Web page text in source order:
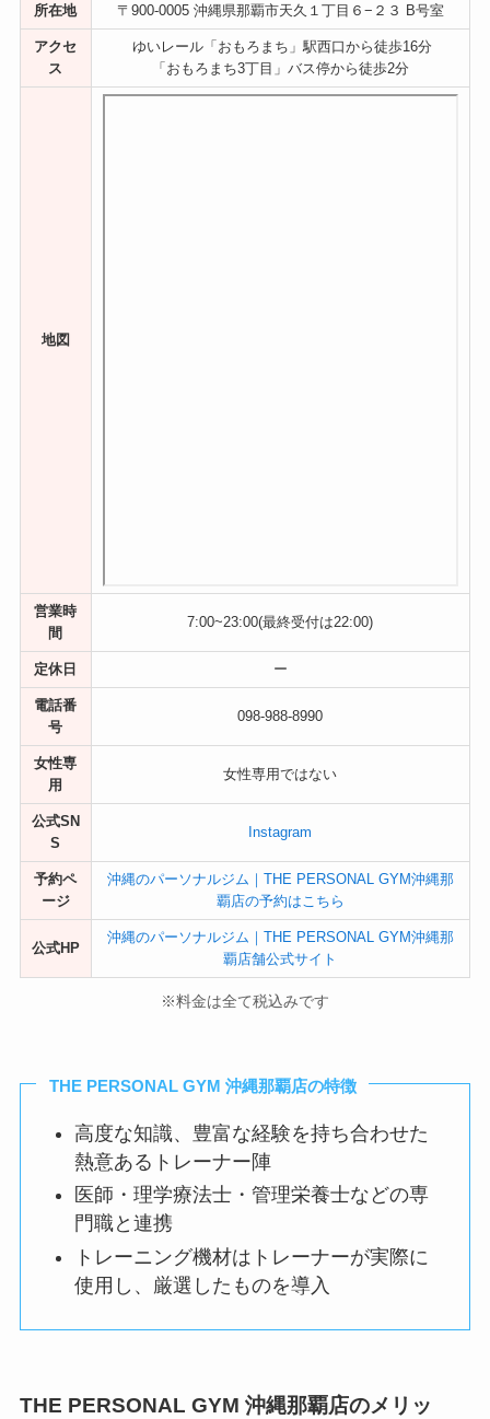
所在地 〒900-0005 沖縄県那覇市天久１丁目６−２３ B号室
アクセ
ス
ゆいレール「おもろまち」駅西口から徒歩16分
「おもろまち3丁目」バス停から徒歩2分
地図
営業時
間
7:00~23:00(最終受付は22:00)
定休日 ー
電話番
号
098-988-8990
女性専
用
女性専用ではない
公式SN
S
Instagram
予約ペ
ージ
沖縄のパーソナルジム｜THE PERSONAL GYM沖縄那
覇店の予約はこちら
公式HP
沖縄のパーソナルジム｜THE PERSONAL GYM沖縄那
覇店舗公式サイト
※料金は全て税込みです
THE PERSONAL GYM 沖縄那覇店の特徴
高度な知識、豊富な経験を持ち合わせた
熱意あるトレーナー陣
医師・理学療法士・管理栄養士などの専
門職と連携
トレーニング機材はトレーナーが実際に
使用し、厳選したものを導入
THE PERSONAL GYM 沖縄那覇店のメリッ